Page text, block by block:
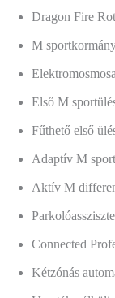
Dragon Fire
M
Első M
Fűthető első
Adaptív M
Aktív M
Connected
Kétzónás